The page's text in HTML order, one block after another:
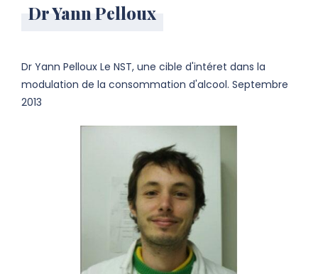
Dr Yann Pelloux
Dr Yann Pelloux Le NST, une cible d'intéret dans la
modulation de la consommation d'alcool. Septembre
2013